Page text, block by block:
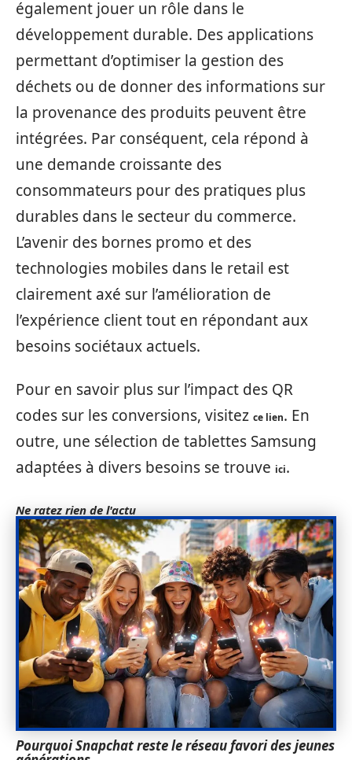
également jouer un rôle dans le
développement durable. Des applications
permettant d’optimiser la gestion des
déchets ou de donner des informations sur
la provenance des produits peuvent être
intégrées. Par conséquent, cela répond à
une demande croissante des
consommateurs pour des pratiques plus
durables dans le secteur du commerce.
L’avenir des bornes promo et des
technologies mobiles dans le retail est
clairement axé sur l’amélioration de
l’expérience client tout en répondant aux
besoins sociétaux actuels.
Pour en savoir plus sur l’impact des QR
codes sur les conversions, visitez ce lien. En
outre, une sélection de tablettes Samsung
adaptées à divers besoins se trouve ici.
Ne ratez rien de l'actu
Pourquoi Snapchat reste le réseau favori des jeunes